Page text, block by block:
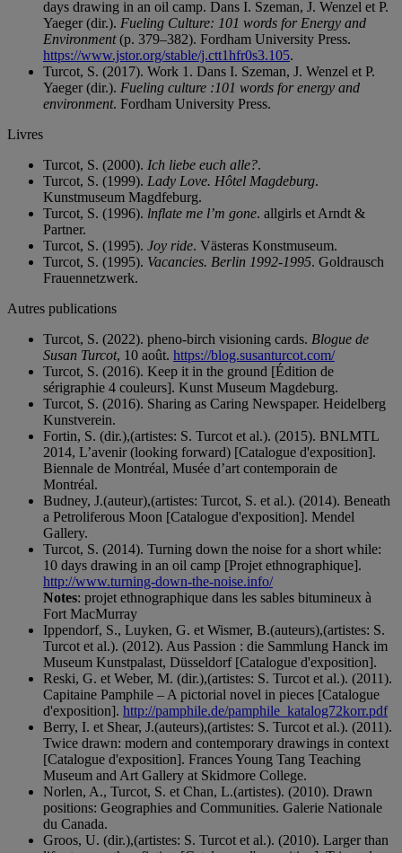
days drawing in an oil camp. Dans I. Szeman, J. Wenzel et P.
Yaeger (dir.). Fueling Culture: 101 words for Energy and
Environment(p. 379–382). Fordham University Press.
https://www.jstor.org/stable/j.ctt1hfr0s3.105.
Turcot, S. (2017). Work 1. Dans I. Szeman, J. Wenzel et P.
Yaeger (dir.). Fueling culture :101 words for energy and
environment. Fordham University Press.
Livres
Turcot, S. (2000). Ich liebe euch alle?.
Turcot, S. (1999). Lady Love. Hôtel Magdeburg.
Kunstmuseum Magdfeburg.
Turcot, S. (1996). lnflate me l’m gone. allgirls et Arndt &
Partner.
Turcot, S. (1995). Joy ride. Västeras Konstmuseum.
Turcot, S. (1995). Vacancies. Berlin 1992-1995. Goldrausch
Frauennetzwerk.
Autres publications
Turcot, S. (2022). pheno-birch visioning cards. Blogue de
Susan Turcot, 10 août. https://blog.susanturcot.com/
Turcot, S. (2016). Keep it in the ground [Édition de
sérigraphie 4 couleurs]. Kunst Museum Magdeburg.
Turcot, S. (2016). Sharing as Caring Newspaper. Heidelberg
Kunstverein.
Fortin, S. (dir.),(artistes: S. Turcot et al.). (2015). BNLMTL
2014, L’avenir (looking forward) [Catalogue d'exposition].
Biennale de Montréal, Musée d’art contemporain de
Montréal.
Budney, J.(auteur),(artistes: Turcot, S. et al.). (2014). Beneath
a Petroliferous Moon [Catalogue d'exposition]. Mendel
Gallery.
Turcot, S. (2014). Turning down the noise for a short while:
10 days drawing in an oil camp [Projet ethnographique].
http://www.turning-down-the-noise.info/
Notes: projet ethnographique dans les sables bitumineux à
Fort MacMurray
Ippendorf, S., Luyken, G. et Wismer, B.(auteurs),(artistes: S.
Turcot et al.). (2012). Aus Passion : die Sammlung Hanck im
Museum Kunstpalast, Düsseldorf [Catalogue d'exposition].
Reski, G. et Weber, M. (dir.),(artistes: S. Turcot et al.). (2011).
Capitaine Pamphile – A pictorial novel in pieces [Catalogue
d'exposition]. http://pamphile.de/pamphile_katalog72korr.pdf
Berry, I. et Shear, J.(auteurs),(artistes: S. Turcot et al.). (2011).
Twice drawn: modern and contemporary drawings in context
[Catalogue d'exposition]. Frances Young Tang Teaching
Museum and Art Gallery at Skidmore College.
Norlen, A., Turcot, S. et Chan, L.(artistes). (2010). Drawn
positions: Geographies and Communities. Galerie Nationale
du Canada.
Groos, U. (dir.),(artistes: S. Turcot et al.). (2010). Larger than